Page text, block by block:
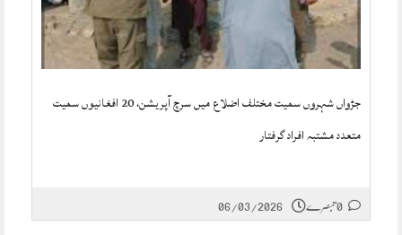
جڑواں شہروں سمیت مختلف اضلاع میں سرچ آپریشن، 20 افغانیوں سمیت
متعدد مشتبہ افراد گرفتار
06/03/2026